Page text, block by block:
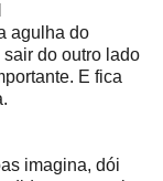
agulha do
do outro lado
E fica
imagina, dói